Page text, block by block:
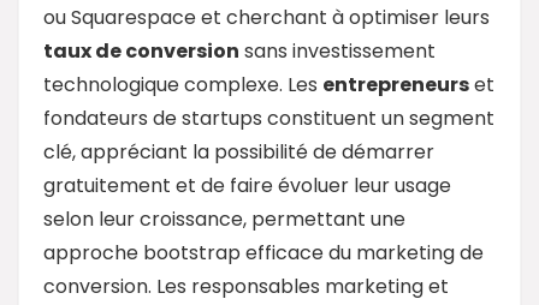
ou Squarespace et cherchant à optimiser leurs
taux de conversion sans investissement
technologique complexe. Les entrepreneurset
fondateurs de startups constituent un segment
clé, appréciant la possibilité de démarrer
gratuitement et de faire évoluer leur usage
selon leur croissance, permettant une
approche bootstrap efficace du marketing de
conversion. Les responsables marketing et